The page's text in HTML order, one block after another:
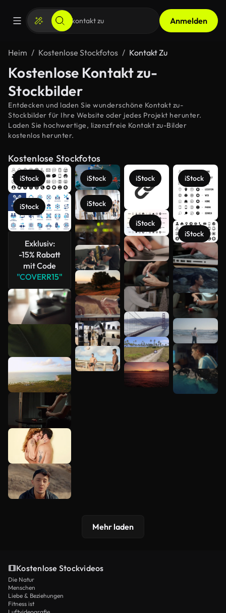
Anmelden
Heim Kostenlose Stockfotos Kontakt Zu
Kostenlose Kontakt zu-
Stockbilder
Entdecken und laden Sie wunderschöne Kontakt zu-
Stockbilder für Ihre Website oder jedes Projekt herunter.
Laden Sie hochwertige, lizenzfreie Kontakt zu-Bilder
kostenlos herunter.
Kostenlose Stockfotos
iStock
iStock
Exklusiv:
-15% Rabatt
mit Code
"COVERR15"
iStock
iStock
iStock
iStock
iStock
iStock
Mehr
anzeigen
Mehr laden
Kostenlose Stockvideos
Die Natur
Menschen
Liebe & Beziehungen
Fitness ist